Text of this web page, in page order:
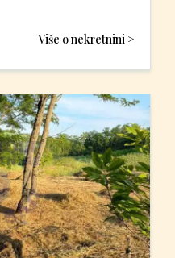
Više o nekretnini >